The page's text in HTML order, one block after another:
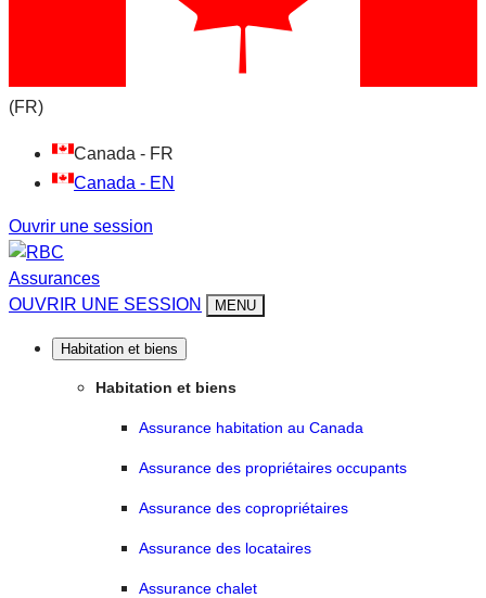
(FR)
Canada - FR
Canada - EN
Ouvrir une session
Assurances
OUVRIR UNE SESSION
MENU
Habitation et biens
Habitation et biens
Assurance habitation au Canada
Assurance des propriétaires occupants
Assurance des copropriétaires
Assurance des locataires
Assurance chalet